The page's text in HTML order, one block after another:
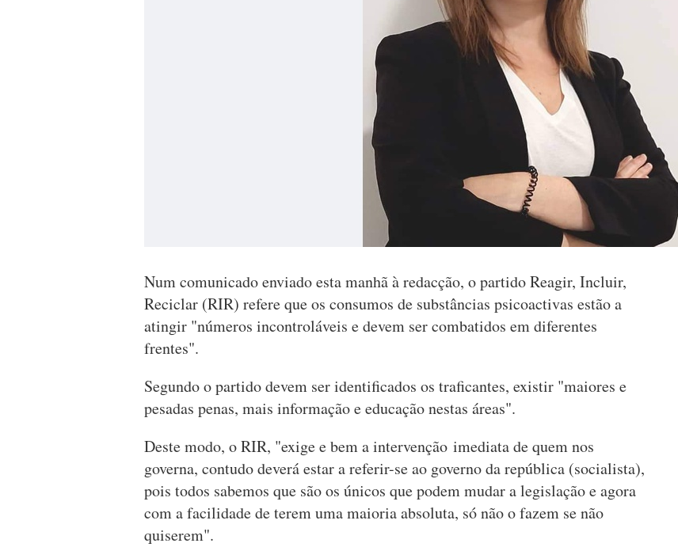
Num comunicado enviado esta manhã à redacção, o partido Reagir, Incluir,
Reciclar (RIR) refere que os consumos de substâncias psicoactivas estão a
atingir "números incontroláveis e devem ser combatidos em diferentes
frentes".
Segundo o partido devem ser identificados os traficantes, existir "maiores e
pesadas penas, mais informação e educação nestas áreas".
Deste modo, o RIR, "exige e bem a intervenção imediata de quem nos
governa, contudo deverá estar a referir-se ao governo da república (socialista),
pois todos sabemos que são os únicos que podem mudar a legislação e agora
com a facilidade de terem uma maioria absoluta, só não o fazem se não
quiserem".